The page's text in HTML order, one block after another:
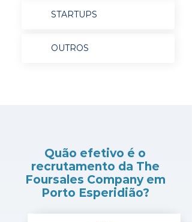
STARTUPS
OUTROS
Quão efetivo é o
recrutamento da The
Foursales Company em
Porto Esperidião?